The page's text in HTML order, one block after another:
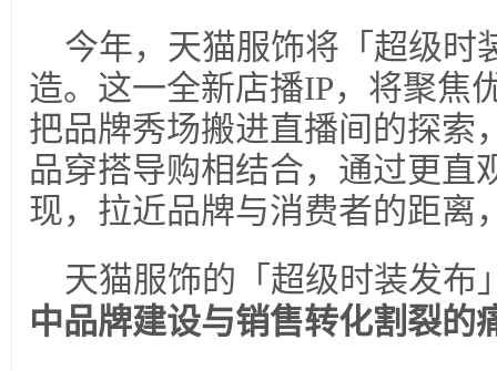
今年，天猫服饰将「超级时
造。这一全新店播IP，将聚焦
把品牌秀场搬进直播间的探索
品穿搭导购相结合，通过更直
现，拉近品牌与消费者的距离
天猫服饰的「超级时装发布
中品牌建设与销售转化割裂的